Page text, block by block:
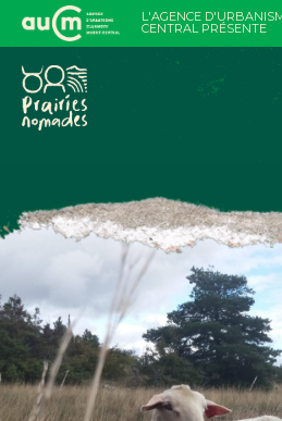
L'AGENCE
CENTRAL PRÉSENTE
contenu